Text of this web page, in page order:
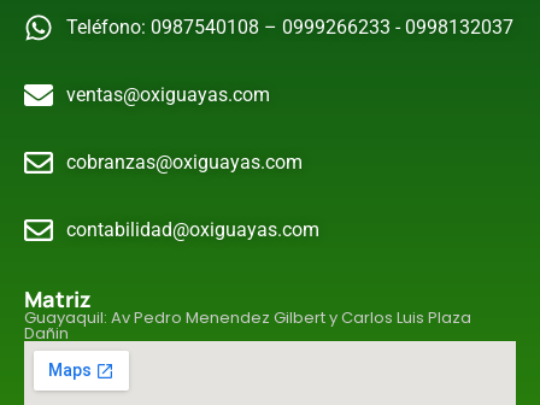
Teléfono: 0987540108 – 0999266233 - 0998132037
ventas@oxiguayas.com
cobranzas@oxiguayas.com
contabilidad@oxiguayas.com
Matriz
Guayaquil: Av Pedro Menendez Gilbert y Carlos Luis Plaza
Dañin